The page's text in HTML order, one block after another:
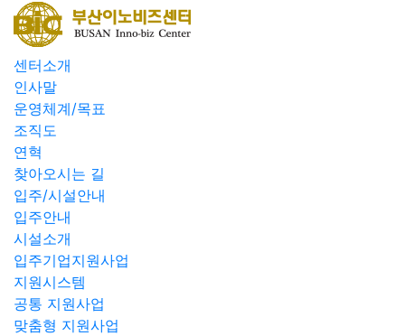
센터소개
인사말
운영체계/목표
조직도
연혁
찾아오시는 길
입주/시설안내
입주안내
시설소개
입주기업지원사업
지원시스템
공통 지원사업
맞춤형 지원사업